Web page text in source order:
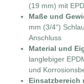
(19 mm) mit
Maße und
mm (3/4“)
Anschluss
Material und
langlebiger
und
Einsatzbereich